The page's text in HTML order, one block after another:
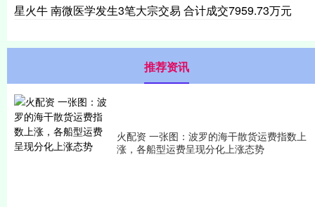
星火牛 南微医学发生3笔大宗交易 合计成交7959.73万元
推荐资讯
火配资 一张图：波罗的海干散货运费指数上
涨，各船型运费呈现分化上涨态势